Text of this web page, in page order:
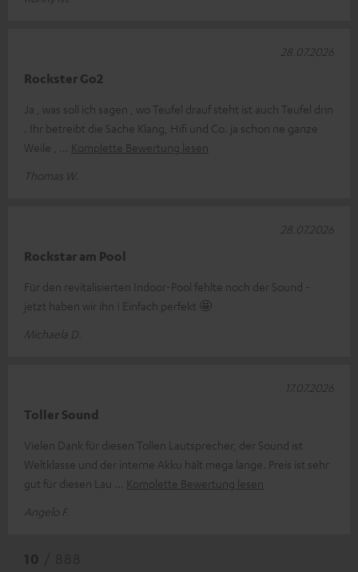
Rockster Go2
Ja , was soll ich sagen , wo Teufel drauf steht ist auch Teufel drin
. Ihr betreibt die Sache Klang, Hifi und Co. ja schon ne ganze
Weile ,
Komplette Bewertung lesen
Thomas W.
28.07.2026
Rockstar am Pool
Für den revitalisierten Indoor-Pool fehlte noch der Sound -
jetzt haben wir ihn ! Einfach perfekt 🤩
Michaela D.
28.07.2026
Toller Sound
Vielen Dank für diesen Tollen Lautsprecher, der Sound ist
Weltklasse und der interne Akku hält mega lange. Preis ist sehr
gut für diesen Lau
Komplette Bewertung lesen
Angelo F.
17.07.2026